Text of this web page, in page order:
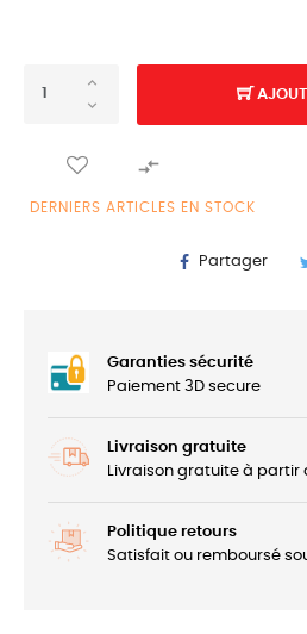

DERNIERS ARTICLES EN STOCK
Partager
Garanties sécurité
Paiement 3D secure
Livraison gratuite
Livraison gratuite à partir
Politique retours
Satisfait ou remboursé